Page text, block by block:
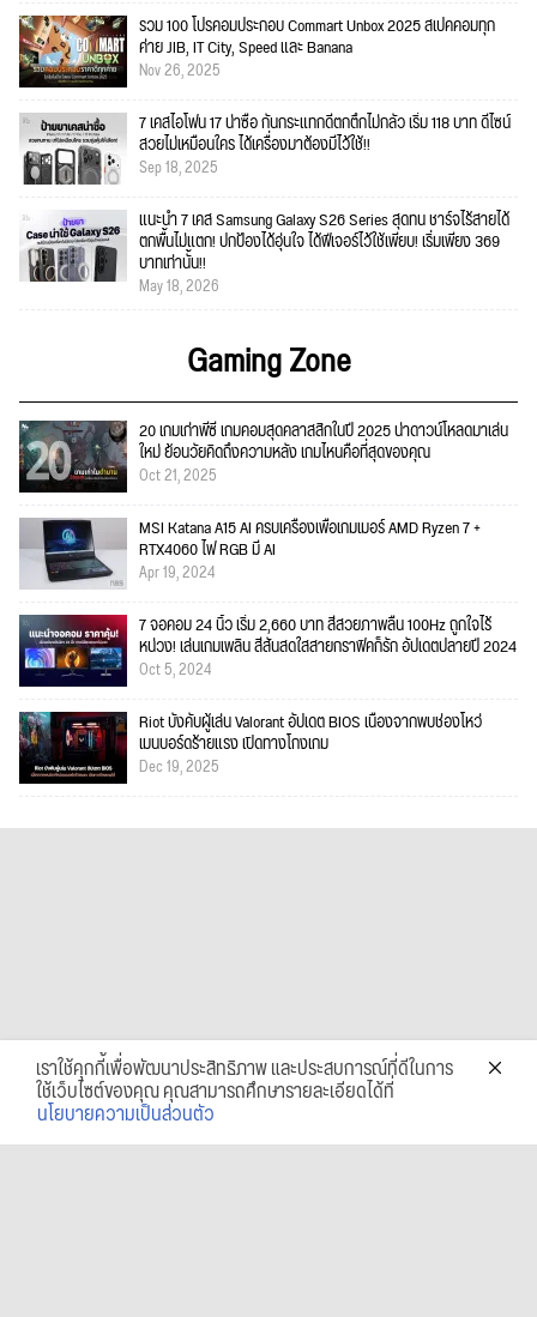
รวม 100 โปรคอมประกอบ Commart Unbox 2025 สเปคคอมทุก
ค่าย JIB, IT City, Speed และ Banana
Nov 26, 2025
7 เคสไอโฟน 17 น่าซื้อ กันกระแทกดีตกตึกไม่กลัว เริ่ม 118 บาท ดีไซน์
สวยไม่เหมือนใคร ได้เครื่องมาต้องมีไว้ใช้!!
Sep 18, 2025
แนะนำ 7 เคส Samsung Galaxy S26 Series สุดทน ชาร์จไร้สายได้
ตกพื้นไม่แตก! ปกป้องได้อุ่นใจ ได้ฟีเจอร์ไว้ใช้เพียบ! เริ่มเพียง 369
บาทเท่านั้น!!
May 18, 2026
Gaming Zone
20 เกมเก่าพีซี เกมคอมสุดคลาสสิกในปี 2025 น่าดาวน์โหลดมาเล่น
ใหม่ ย้อนวัยคิดถึงความหลัง เกมไหนคือที่สุดของคุณ
Oct 21, 2025
MSI Katana A15 AI ครบเครื่องเพื่อเกมเมอร์ AMD Ryzen 7 +
RTX4060 ไฟ RGB มี AI
Apr 19, 2024
7 จอคอม 24 นิ้ว เริ่ม 2,660 บาท สีสวยภาพลื่น 100Hz ถูกใจไร้
หน่วง! เล่นเกมเพลิน สีสันสดใสสายกราฟิคก็รัก อัปเดตปลายปี 2024
Oct 5, 2024
Riot บังคับผู้เล่น Valorant อัปเดต BIOS เนื่องจากพบช่องโหว่
เมนบอร์ดร้ายแรง เปิดทางโกงเกม
Dec 19, 2025
เราใช้คุกกี้เพื่อพัฒนาประสิทธิภาพ และประสบการณ์ที่ดีในการ
ใช้เว็บไซต์ของคุณ คุณสามารถศึกษารายละเอียดได้ที่
นโยบายความเป็นส่วนตัว